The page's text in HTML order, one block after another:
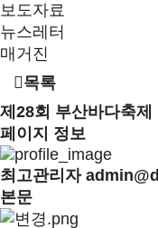
보도자료
뉴스레터
매거진
목록
제28회 부산바다축제
페이지 정보
최고관리자
본문